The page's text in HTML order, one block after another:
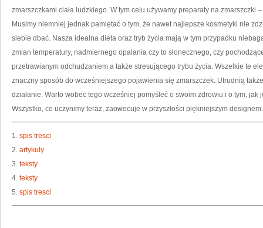
W
zmarszczkami ciała ludzkiego. W tym celu używamy preparaty na zmarszczki
Musimy niemniej jednak pamiętać o tym, że nawet najlepsze kosmetyki nie
siebie dbać. Nasza idealna dieta oraz tryb życia mają w tym przypadku
zmian temperatury, nadmiernego opalania czy to słonecznego, czy
przetrawianym odchudzaniem a także stresującego trybu życia. Wszelkie te
znaczny sposób do wcześniejszego pojawienia się zmarszczek. Utrudnią
działanie. Warto wobec tego wcześniej pomyśleć o swoim zdrowiu i o tym,
Wszystko, co uczynimy teraz, zaowocuje w przyszłości piękniejszym designem.
1. spis tresci
2. artykuly
3. teksty
4. teksty
5. spis tresci